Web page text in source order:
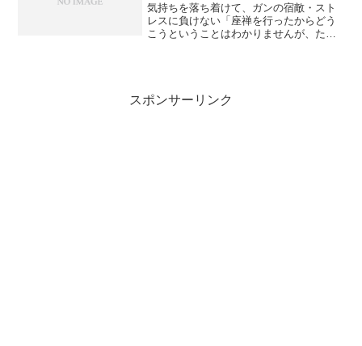
気持ちを落ち着けて、ガンの宿敵・スト
レスに負けない「座禅を行ったからどう
こうということはわかりませんが、た
スポンサーリンク